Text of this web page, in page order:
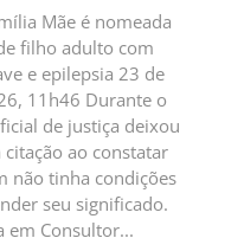
Mãe é nomeada
filho adulto com
e epilepsia 23 de
11h46 Durante o
de justiça deixou
citação ao constatar
não tinha condições
seu significado.
em Consultor...